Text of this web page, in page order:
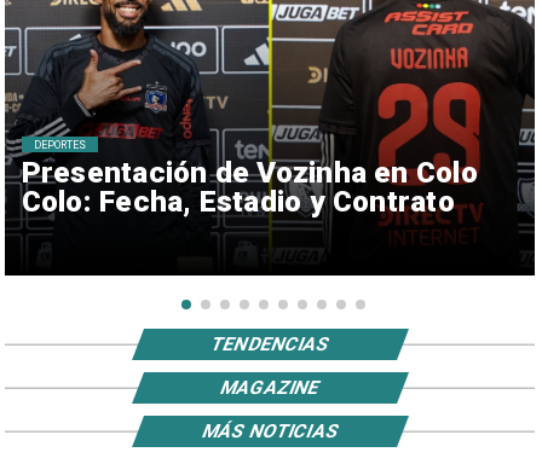
Presentación de Vozinha en Colo
Colo: Fecha, Estadio y Contrato
DEPORTES
TENDENCIAS
MAGAZINE
MÁS NOTICIAS